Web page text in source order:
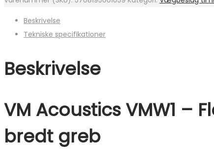
Beskrivelse
Tekniske specifikationer
Beskrivelse
VM Acoustics VMW1
bredt greb